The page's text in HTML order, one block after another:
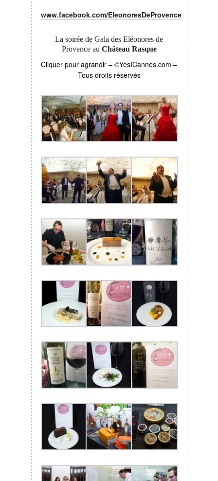
www.facebook.com/EleonoresDeProvence
La soirée de Gala des Eléonores de
Provence au Château Rasque
Cliquer pour agrandir – ©YesICannes.com –
Tous droits réservés